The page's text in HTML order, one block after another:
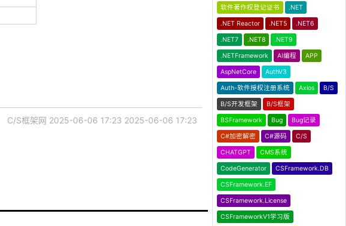
C/S框架网 2025-06-06 17:23 2025-06-06 17:23
软件著作权登记证书 .NET
.NET Reactor .NET5 .NET6
.NET7 .NET8 .NET9
.NETFramework AI编程 APP
AspNetCore AuthV3
Auth-软件授权注册系统 Axios B/S
B/S开发框架 B/S框架
BSFramework Bug Bug记录
C#加密解密 C#源码 C/S
CHATGPT CMS系统
CodeGenerator CSFramework.DB
CSFramework.EF
CSFramework.License
CSFrameworkV1学习版